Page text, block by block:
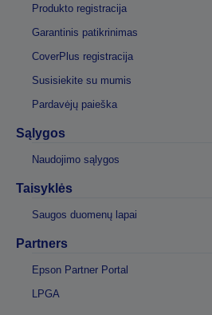
Produkto registracija
Garantinis patikrinimas
CoverPlus registracija
Susisiekite su mumis
Pardavėjų paieška
Sąlygos
Naudojimo sąlygos
Taisyklės
Saugos duomenų lapai
Partners
Epson Partner Portal
LPGA